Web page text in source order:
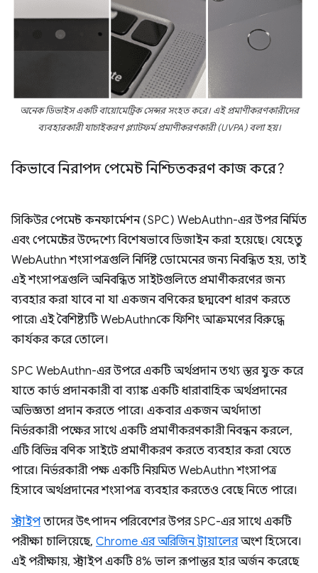
অনেক ডিভাইস একটি বায়োমেট্রিক সেন্সর সংহত করে। এই প্রমাণীকরণকারীদের
ব্যবহারকারী যাচাইকরণ প্ল্যাটফর্ম প্রমাণীকরণকারী (UVPA) বলা হয়।
কিভাবে নিরাপদ পেমেন্ট নিশ্চিতকরণ কাজ করে?
সিকিউর পেমেন্ট কনফার্মেশন (SPC) WebAuthn-এর উপর নির্মিত
এবং পেমেন্টের উদ্দেশ্যে বিশেষভাবে ডিজাইন করা হয়েছে। যেহেতু
WebAuthn শংসাপত্রগুলি নির্দিষ্ট ডোমেনের জন্য নিবন্ধিত হয়, তাই
এই শংসাপত্রগুলি অনিবন্ধিত সাইটগুলিতে প্রমাণীকরণের জন্য
ব্যবহার করা যাবে না যা একজন বণিকের ছদ্মবেশ ধারণ করতে
পারে৷ এই বৈশিষ্ট্যটি WebAuthnকে ফিশিং আক্রমণের বিরুদ্ধে
কার্যকর করে তোলে।
SPC WebAuthn-এর উপরে একটি অর্থপ্রদান তথ্য স্তর যুক্ত করে
যাতে কার্ড প্রদানকারী বা ব্যাঙ্ক একটি ধারাবাহিক অর্থপ্রদানের
অভিজ্ঞতা প্রদান করতে পারে। একবার একজন অর্থদাতা
নির্ভরকারী পক্ষের সাথে একটি প্রমাণীকরণকারী নিবন্ধন করলে,
এটি বিভিন্ন বণিক সাইটে প্রমাণীকরণ করতে ব্যবহার করা যেতে
পারে। নির্ভরকারী পক্ষ একটি নিয়মিত WebAuthn শংসাপত্র
হিসাবে অর্থপ্রদানের শংসাপত্র ব্যবহার করতেও বেছে নিতে পারে।
স্ট্রাইপতাদের উৎপাদন পরিবেশের উপর SPC-এর সাথে একটি
পরীক্ষা চালিয়েছে, Chrome এর অরিজিন ট্রায়ালেরঅংশ হিসেবে।
এই পরীক্ষায়, স্ট্রাইপ একটি 8% ভাল রূপান্তর হার অর্জন করেছে